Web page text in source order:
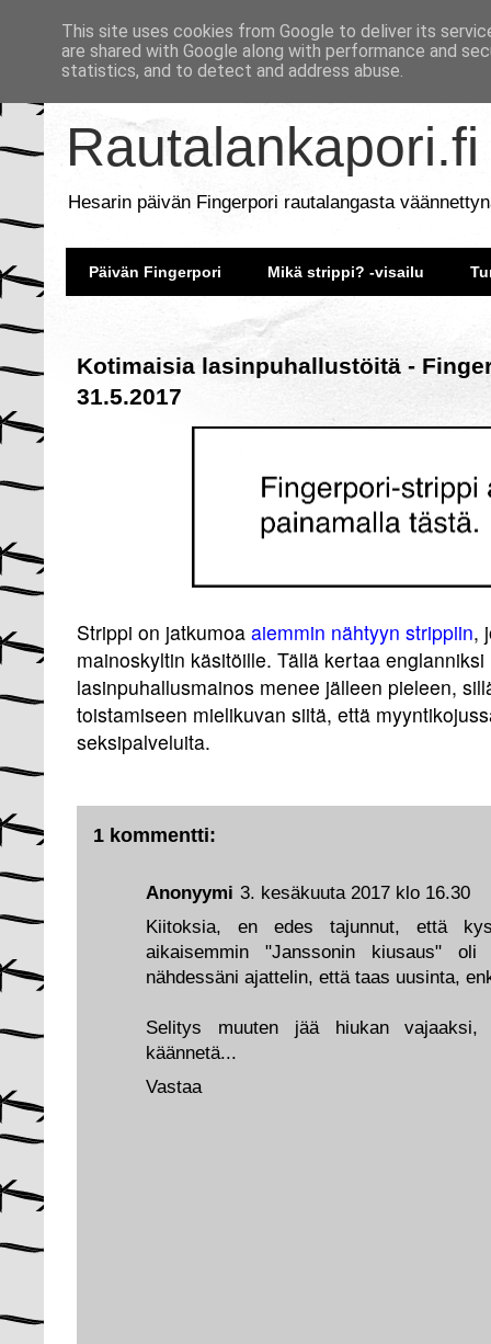
Rautalankapori.fi
Hesarin päivän Fingerpori rautalangasta
Päivän Fingerpori Mikä strippi? -visailu
Kotimaisia lasinpuhallustöitä -
31.5.2017
Strippi on jatkumoa aiemmin nähtyyn strippiin,
mainoskyltin käsitöille. Tällä kertaa
lasinpuhallusmainos menee jälleen pieleen,
toistamiseen mielikuvan siitä, että
seksipalveluita.
1 kommentti:
Anonyymi 3. kesäkuuta 2017 klo 16.30
Kiitoksia, en edes tajunnut, että
aikaisemmin "Janssonin kiusaus"
nähdessäni ajattelin, että taas uusinta,
Selitys muuten jää hiukan
käännetä...
Vastaa
This site uses cookies from Google to deliver its
are shared with Google along with performance and
statistics, and to detect and address abuse.